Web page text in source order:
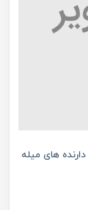
های میله